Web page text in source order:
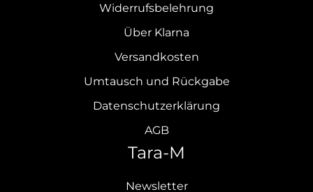
Widerrufsbelehrung
Über Klarna
Versandkosten
Umtausch und Rückgabe
Datenschutzerklärung
AGB
Tara-M
Newsletter